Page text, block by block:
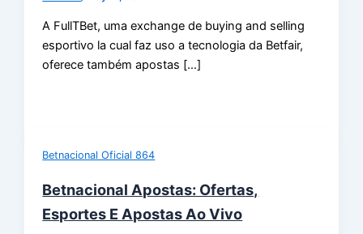
A FullTBet, uma exchange de buying and selling
esportivo la cual faz uso a tecnologia da Betfair,
oferece também apostas […]
Betnacional Oficial 864
Betnacional Apostas: Ofertas,
Esportes E Apostas Ao Vivo